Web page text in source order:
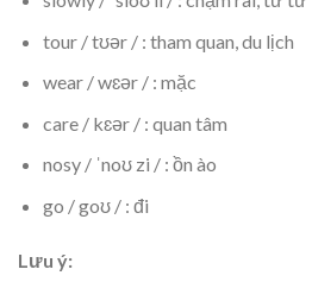
tour / tʊər / : tham quan, du lịch
wear / wɛər / : mặc
care / kɛər / : quan tâm
nosy / ˈnoʊ zi / : ồn ào
go / goʊ / : đi
Lưu ý: